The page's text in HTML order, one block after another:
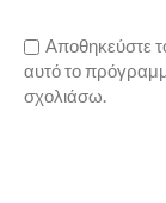
Αποθηκεύστε
αυτό το
σχολιάσω.